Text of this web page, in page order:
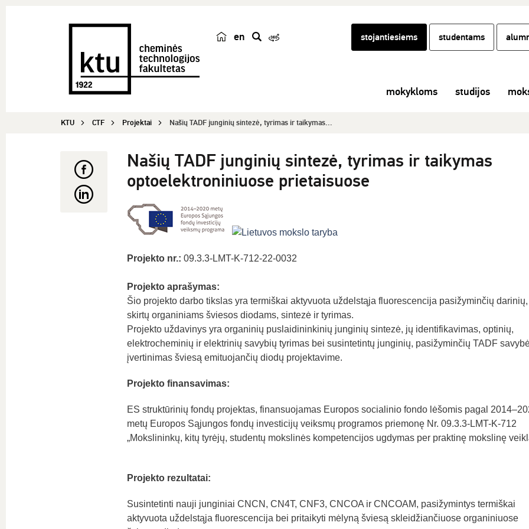
en
k
stojantiesiems studentams
mokykloms studijos
KTU CTF Projektai Našių TADF junginių sintezė, tyrimas ir taikymas...
Našių TADF junginių sintezė, tyrimas ir taikymas
optoelektroniniuose prietaisuose
Projekto nr.: 09.3.3-LMT-K-712-22-0032
Projekto aprašymas:
Šio projekto darbo tikslas yra termiškai aktyvuota uždelstąja fluorescencija pasižyminčių darinių,
skirtų organiniams šviesos diodams, sintezė ir tyrimas.
Projekto uždavinys yra organinių puslaidininkinių junginių sintezė, jų identifikavimas, optinių,
elektrocheminių ir elektrinių savybių tyrimas bei susintetintų junginių, pasižyminčių TADF
įvertinimas šviesą emituojančių diodų projektavime.
Projekto finansavimas:
ES struktūrinių fondų projektas, finansuojamas Europos socialinio fondo lėšomis pagal
metų Europos Sąjungos fondų investicijų veiksmų programos priemonę Nr. 09.3.3-LMT-K-712
„Mokslininkų, kitų tyrėjų, studentų mokslinės kompetencijos ugdymas per praktinę mokslinę
Projekto rezultatai:
Susintetinti nauji junginiai CNCN, CN4T, CNF3, CNCOA ir CNCOAM, pasižymintys termiškai
aktyvuota uždelstąja fluorescencija bei pritaikyti mėlyną šviesą skleidžiančiuose organiniuose